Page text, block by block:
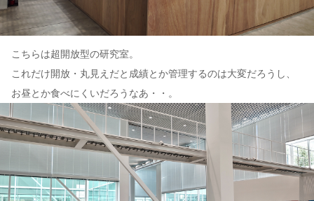
こちらは超開放型の研究室。
これだけ開放・丸見えだと成績とか管理するのは大変だろうし、
お昼とか食べにくいだろうなあ・・。